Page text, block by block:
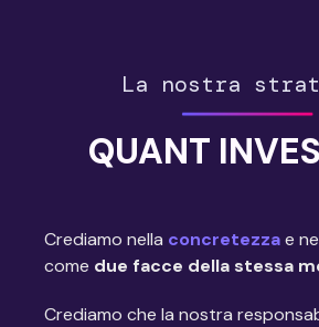
La nostra
QUANT
Crediamo nella concretezzae
come due facce della stessa
Crediamo che la nostra